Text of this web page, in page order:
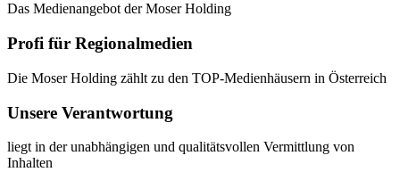
Das Medienangebot der Moser Holding
Profi für Regionalmedien
Die Moser Holding zählt zu den TOP-Medienhäusern in Österreich
Unsere Verantwortung
liegt in der unabhängigen und qualitätsvollen Vermittlung von
Inhalten